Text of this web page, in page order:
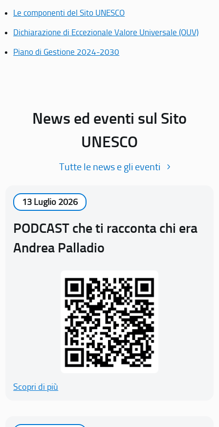
Le componenti del Sito UNESCO
Dichiarazione di Eccezionale Valore Universale (OUV)
Piano di Gestione 2024-2030
News ed eventi sul Sito
UNESCO
Tutte le news e gli eventi
13 Luglio 2026
PODCAST che ti racconta chi era
Andrea Palladio
Scopri di più